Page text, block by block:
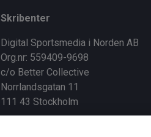
k
Skribenter
Digital Sportsmedia i Norden AB
Org.nr: 559409-9698
c/o Better Collective
Norrlandsgatan 11
111 43 Stockholm